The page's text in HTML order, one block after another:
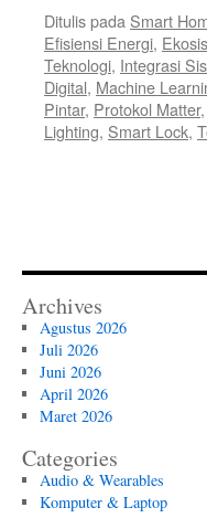
Ditulis pada Smart
Efisiensi Energi,
Teknologi, Integrasi
Digital, Machine
Pintar, Protokol Matter,
Lighting, Smart Lock,
Archives
Agustus 2026
Juli 2026
Juni 2026
April 2026
Maret 2026
Categories
Audio & Wearables
Komputer & Laptop